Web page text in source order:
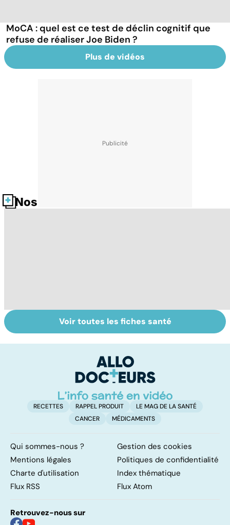
MoCA : quel est ce test de déclin cognitif que
refuse de réaliser Joe Biden ?
Plus de vidéos
Nos fiches santé
Le café : une
mine d'or pour
Les aidants
familiaux aussi
Voir toutes les fiches santé
RECETTES RAPPEL PRODUIT
LE MAG DE LA SANTÉ
CANCER
MÉDICAMENTS
Qui sommes-nous ?
Gestion des cookies
Mentions légales
Politiques de confidentialité
Charte d'utilisation
Index thématique
Flux RSS
Flux Atom
Retrouvez-nous sur